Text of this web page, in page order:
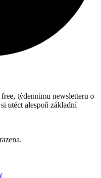
týdennímu newsletteru o
utéct alespoň základní